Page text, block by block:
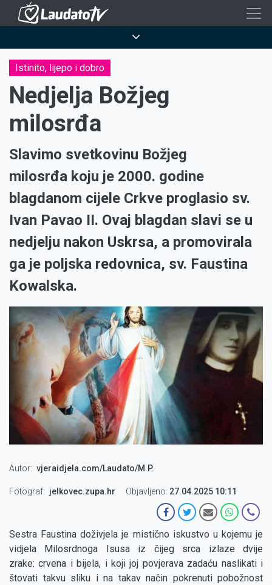
Skoči
sadržaj
Istinito, lijepo i dobro
Nedjelja Božjeg
milosrđa
Slavimo svetkovinu Božjeg
milosrđa koju je 2000. godine
blagdanom cijele Crkve proglasio sv.
Ivan Pavao II. Ovaj blagdan slavi se u
nedjelju nakon Uskrsa, a promovirala
ga je poljska redovnica, sv. Faustina
Kowalska.
Autor vjeraidjela.com/Laudato/M.P.
Fotograf jelkovec.zupa.hr Objavljeno: 27.04.2025 10:11
Sestra Faustina doživjela je mistično iskustvo u kojemu je
vidjela Milosrdnoga Isusa iz čijeg srca izlaze dvije
zrake: crvena i bijela, i koji joj povjerava zadaću naslikati i
štovati takvu sliku i na takav način pokrenuti pobožnost